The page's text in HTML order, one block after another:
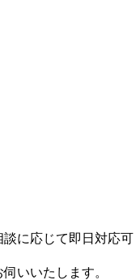
に応じて即日対応可
いいたします。